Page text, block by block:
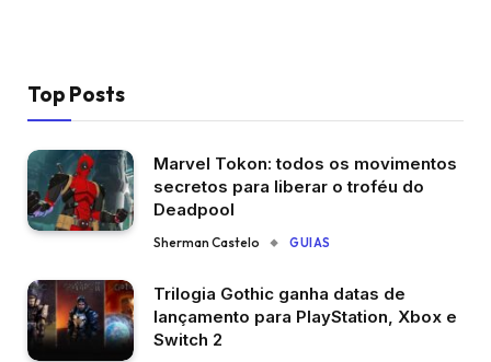
Top Posts
Marvel Tokon: todos os movimentos
secretos para liberar o troféu do
Deadpool
Sherman Castelo GUIAS
Trilogia Gothic ganha datas de
lançamento para PlayStation, Xbox e
Switch 2